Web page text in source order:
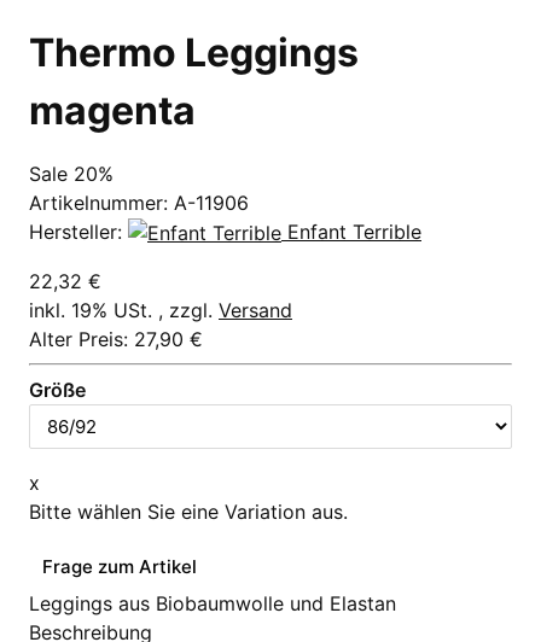
Thermo Leggings
magenta
Sale 20%
Artikelnummer: A-11906
Hersteller:
Enfant Terrible
22,32 €
inkl. 19% USt. , zzgl. Versand
Alter Preis: 27,90 €
Größe
x
Bitte wählen Sie eine Variation aus.
Frage zum Artikel
Leggings aus Biobaumwolle und Elastan
Beschreibung